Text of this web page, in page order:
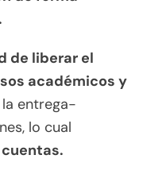
de liberar el
académicos y
entrega-
lo cual